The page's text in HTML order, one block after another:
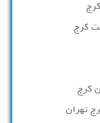
کرج
کرج
تهران